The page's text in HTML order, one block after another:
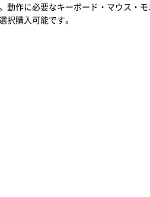
動作に必要なキーボード・マウス・
択購入可能です。